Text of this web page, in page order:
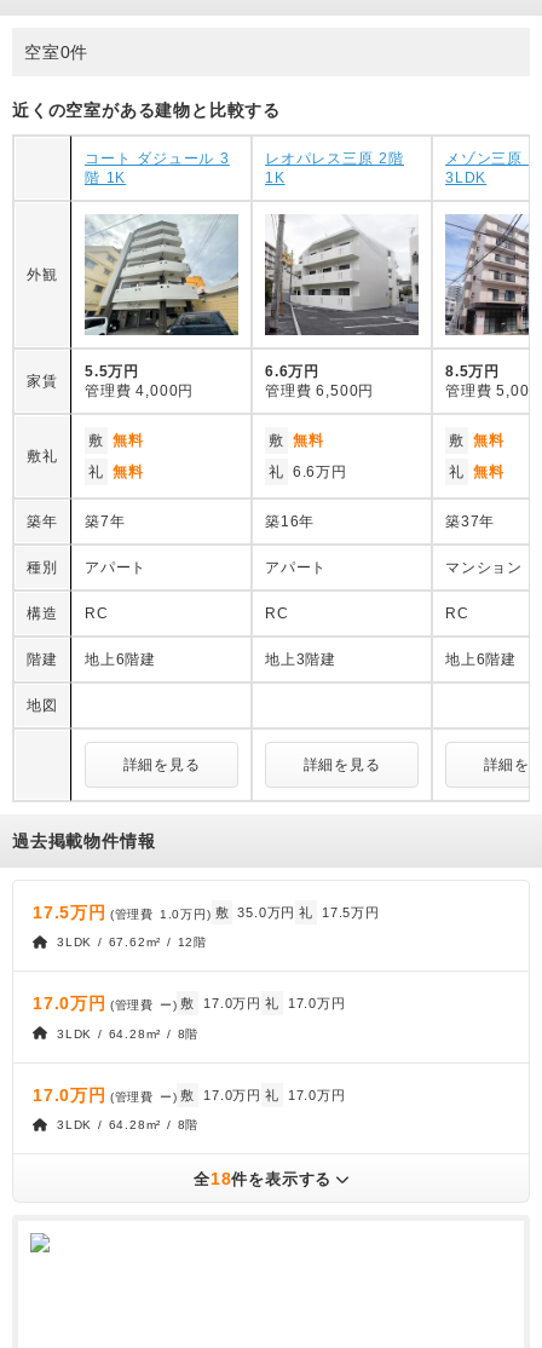
空室0件
近くの空室がある建物と比較する
コート ダジュール 3
階 1K
レオパレス三原 2階
1K
メゾン三原 3
3LDK
外観
家賃
5.5万円
管理費 4,000円
6.6万円
管理費 6,500円
8.5万円
管理費 5,000
敷礼
敷 無料
礼 無料
敷 無料
礼 6.6万円
敷 無料
礼 無料
築年 築7年 築16年 築37年
種別 アパート アパート マンション
構造 RC RC RC
階建 地上6階建 地上3階建 地上6階建
地図
詳細を見る 詳細を見る 詳細を
過去掲載物件情報
17.5万円 (管理費 1.0万円) 敷 35.0万円 礼 17.5万円
3LDK / 67.62m² / 12階
17.0万円 (管理費 ー) 敷 17.0万円 礼 17.0万円
3LDK / 64.28m² / 8階
17.0万円 (管理費 ー) 敷 17.0万円 礼 17.0万円
3LDK / 64.28m² / 8階
全18件を表示する